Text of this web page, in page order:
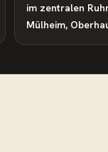
im zentralen
Mülheim,